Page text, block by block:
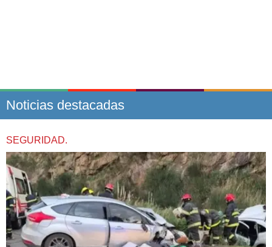
Noticias destacadas
SEGURIDAD.